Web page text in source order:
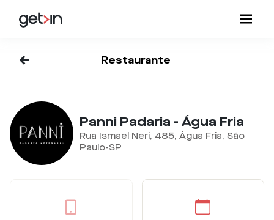
<- Restaurante
Panni Padaria - Água Fria
Rua Ismael Neri, 485, Água Fria, São
Paulo-SP